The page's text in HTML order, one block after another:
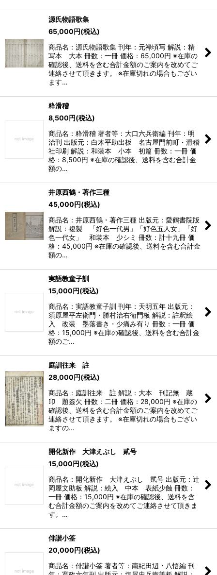
源氏物語歌集
65,000円(税込)
商品名：源氏物語歌集 刊年：元禄頃写 解説：精
写本 大本 冊数：一冊 価格：65,000円 ※在庫の
確認後、送料を含む合計金額のご案内を改めてご
連絡させて頂きます。 ※在庫切れの場合もござい
ます…
粋滑稽
8,500円(税込)
商品名：粋滑稽 著者等：大口六兵衛編 刊年：明
治刊 出版元：白木平助出板 名古屋門前町・滑稽
社印刷 解説：和装本 小本 初篇 冊数：一冊 価
格：8,500円 ※在庫の確認後、送料を含む合計金
額の…
井原西鶴・著作三種
45,000円(税込)
商品名：井原西鶴・著作三種 出版元：愛鶴書院版
解説：複製 「好色一代男」「好色五人女」「好
色一代女」 和装本 少シミ 冊数：計十九冊 価
格：45,000円 ※在庫の確認後、送料を含む合計金
額の…
実語教童子訓
15,000円(税込)
商品名：実語教童子訓 刊年：天明五年 出版元：
須原屋平左衛門・勝村治右衛門板 解説：註釈絵
入 改装 墨落書き・少痛み有り 冊数：一冊 価
格：15,000円 ※在庫の確認後、送料を含む合計金
額のご…
庭訓往来 註
28,000円(税込)
商品名：庭訓往来 註 解説：大本 刊記無 蔵
印 題簽欠 冊数：二冊 価格：28,000円 ※在庫の
確認後、送料を含む合計金額のご案内を改めてご
連絡させて頂きます。 ※在庫切れの場合もござい
ますの…
開化新作 大津えぶし 貮号
15,000円(税込)
商品名：開化新作 大津えぶし 貮号 出版元：辻
岡屋文助板 解説：絵入 中本 表紙少蝕 冊数：
一冊 価格：15,000円 ※在庫の確認後、送料を含
む合計金額のご案内を改めてご連絡させて頂きま
す。…
俳諧小筌
20,000円(税込)
商品名：俳諧小筌 著者等：南紀田辺・八悟編 刊